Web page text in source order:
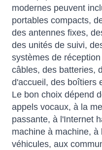
modernes peuvent
portables compacts,
des antennes fixes,
des unités de suivi,
systèmes de
câbles, des batteries,
d'accueil, des boîtiers
Le bon choix dépend
appels vocaux, à la
passante, à l'Internet
machine à machine,
véhicules, aux